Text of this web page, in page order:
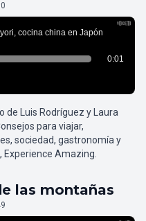
de Luis Rodríguez y Laura
para viajar,
sociedad, gastronomía y
Amazing.
las montañas